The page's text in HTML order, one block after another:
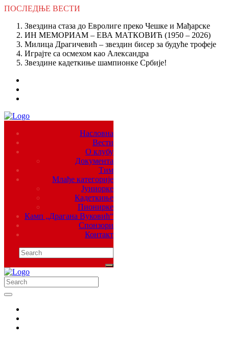
ПОСЛЕДЊЕ ВЕСТИ
Звездина стаза до Евролиге преко Чешке и Мађарске
ИН МЕМОРИАМ – ЕВА МАТКОВИЋ (1950 – 2026)
Милица Драгичевић – звездин бисер за будуће трофеје
Играјте са осмехом као Александра
Звездине кадеткиње шампионке Србије!
Насловна
Вести
О клубу
Документа
Тим
Млађе категорије
Јуниорке
Кадеткиње
Пионирке
Камп „Драгана Вуковић“
Спонзори
Контакт